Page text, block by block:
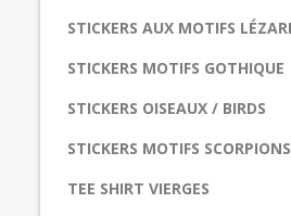
STICKERS AUX MOTIFS
STICKERS MOTIFS GOTHIQUE
STICKERS OISEAUX / BIRDS
STICKERS MOTIFS SCORPIONS
TEE SHIRT VIERGES